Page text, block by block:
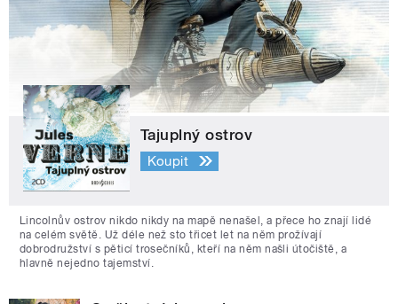
Tajuplný ostrov
Koupit
Lincolnův ostrov nikdo nikdy na mapě nenašel, a přece ho znají lidé
na celém světě. Už déle než sto třicet let na něm prožívají
dobrodružství s pěticí trosečníků, kteří na něm našli útočiště, a
hlavně nejedno tajemství.